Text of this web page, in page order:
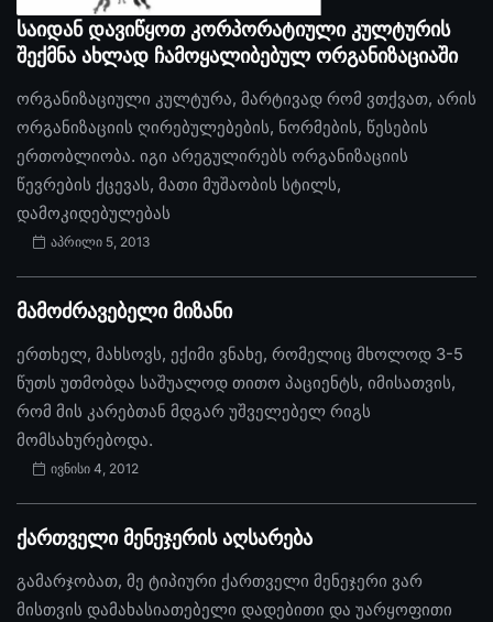
საიდან დავიწყოთ კორპორატიული კულტურის
შექმნა ახლად ჩამოყალიბებულ ორგანიზაციაში
ორგანიზაციული კულტურა, მარტივად რომ ვთქვათ, არის
ორგანიზაციის ღირებულებების, ნორმების, წესების
ერთობლიობა. იგი არეგულირებს ორგანიზაციის
წევრების ქცევას, მათი მუშაობის სტილს,
დამოკიდებულებას
აპრილი 5, 2013
მამოძრავებელი მიზანი
ერთხელ, მახსოვს, ექიმი ვნახე, რომელიც მხოლოდ 3-5
წუთს უთმობდა საშუალოდ თითო პაციენტს, იმისათვის,
რომ მის კარებთან მდგარ უშველებელ რიგს
მომსახურებოდა.
ივნისი 4, 2012
ქართველი მენეჯერის აღსარება
გამარჯობათ, მე ტიპიური ქართველი მენეჯერი ვარ
მისთვის დამახასიათებელი დადებითი და უარყოფითი